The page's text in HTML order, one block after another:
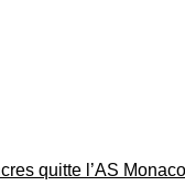
quitte l’AS